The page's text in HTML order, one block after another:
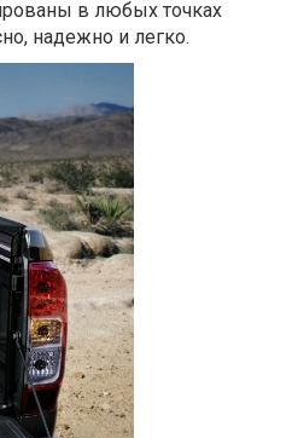
в любых точках
надежно и легко.